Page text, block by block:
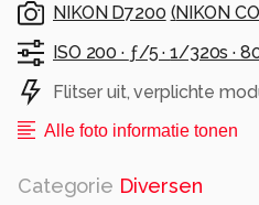
#historical #history
#photography
#nikon
#iamnikon
#zoomnl
Alle rechten voorbehouden
NIKON D7200 (NIKON
ISO 200 · ƒ/5 ·1/320s ·
Flitser uit, verplichte
Alle foto informatie tonen
Categorie Diversen